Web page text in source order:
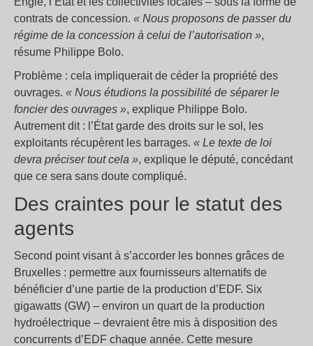
contrats de concession. « Nous proposons de passer du
régime de la concession à celui de l’autorisation »,
résume Philippe Bolo.
Problème : cela impliquerait de céder la propriété des
ouvrages. « Nous étudions la possibilité de séparer le
foncier des ouvrages », explique Philippe Bolo.
Autrement dit : l’État garde des droits sur le sol, les
exploitants récupèrent les barrages. « Le texte de loi
devra préciser tout cela », explique le député, concédant
que ce sera sans doute compliqué.
Des craintes pour le statut des
agents
Second point visant à s’accorder les bonnes grâces de
Bruxelles : permettre aux fournisseurs alternatifs de
bénéficier d’une partie de la production d’EDF. Six
gigawatts (GW) – environ un quart de la production
hydroélectrique – devraient être mis à disposition des
concurrents d’EDF chaque année. Cette mesure